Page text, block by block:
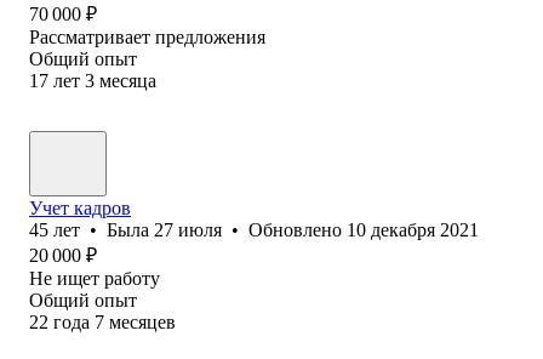
70 000 ₽
Рассматривает предложения
Общий опыт
17 лет 3 месяца
Учет кадров
45 лет • Была 27 июля • Обновлено 10 декабря 2021
20 000 ₽
Не ищет работу
Общий опыт
22 года 7 месяцев